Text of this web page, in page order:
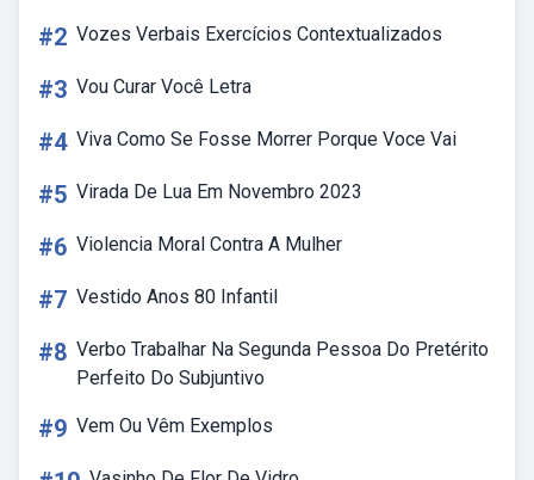
#2 Vozes Verbais Exercícios Contextualizados
#3 Vou Curar Você Letra
#4 Viva Como Se Fosse Morrer Porque Voce Vai
#5 Virada De Lua Em Novembro 2023
#6 Violencia Moral Contra A Mulher
#7 Vestido Anos 80 Infantil
#8 Verbo Trabalhar Na Segunda Pessoa Do Pretérito
Perfeito Do Subjuntivo
#9 Vem Ou Vêm Exemplos